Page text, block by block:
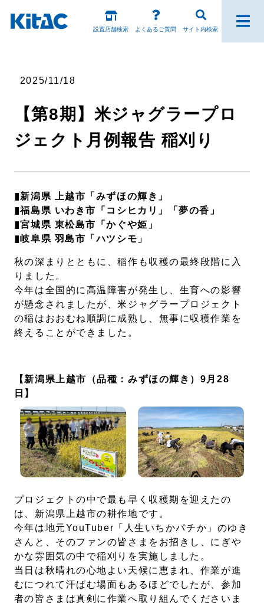
設置店舗検索 よくあるご質問 サイト内検索
ホール様向け製品
パチスロ検定情報
ボルフォースシリーズ
ホールコンオプション
GOGO! Wi-Fiシリーズ
周辺機器
北電子製品販売ネットワーク
システムサポート
印刷製本機器
パチスロ製品一覧
アプリ・ゲーム
スペシャルコンテンツ
会社情報
株式会社北電子ホールディングス
株式会社北電子
株式会社ゼクロスクリエイティブ
2025/11/18
【第8期】米ジャグラープロ
ジェクト月例報告 稲刈り
▮新潟県 上越市「みずほの輝き」
▮福島県 いわき市「コシヒカリ」「夢の香」
▮宮城県 東松島市「かぐや姫」
▮岐阜県 羽島市「ハツシモ」
秋の深まりとともに、稲作も収穫の最終段階に入
りました。
今年は全国的に高温障害が発生し、生育への影響
が懸念されましたが、米ジャグラープロジェクト
の稲はおおむね順調に成熟し、無事に収穫作業を
終えることができました。
【新潟県上越市（品種：みずほの輝き）9月28
日】
プロジェクトの中で最も早く収穫期を迎えたの
は、新潟県上越市の耕作地です。
今年は地元YouTuber「人生いちかパチか」のゆき
さんと、そのファンの皆さまをお招きし、にぎや
かな雰囲気の中で稲刈りを実施しました。
当日は秋晴れの心地よい天候に恵まれ、作業が進
むにつれて汗ばむ場面もあるほどでしたが、参加
者の皆さまは真剣に作業へ取り組んでくださいま